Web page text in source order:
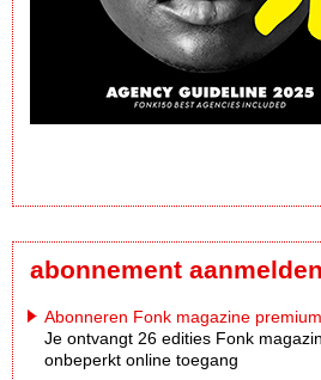
abonnement aanmelden
Abonneren Fonk magazine premium
Je ontvangt 26 edities Fonk
onbeperkt online toegang